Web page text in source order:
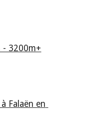
- 3200m+
Falaën en